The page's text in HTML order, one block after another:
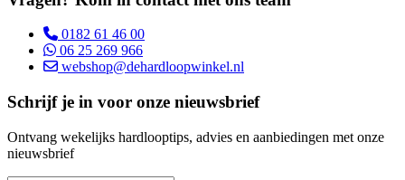
0182 61 46 00
06 25 269 966
webshop@dehardloopwinkel.nl
Schrijf je in voor onze nieuwsbrief
Ontvang wekelijks hardlooptips, advies en aanbiedingen met onze
nieuwsbrief